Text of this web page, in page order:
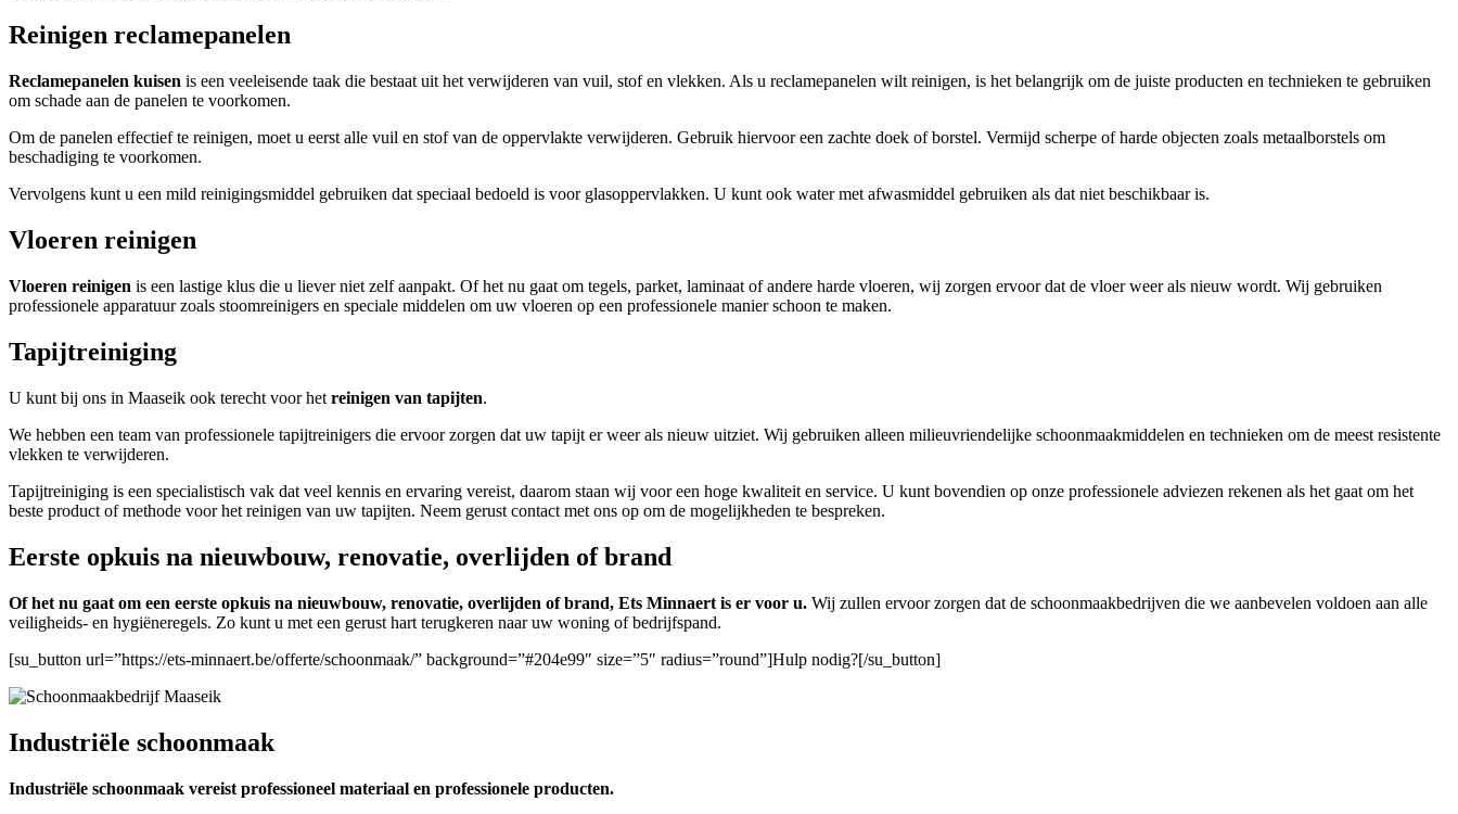
Reinigen reclamepanelen
Reclamepanelen kuisen is een veeleisende taak die bestaat uit het verwijderen van vuil, stof en vlekken. Als u reclamepanelen wilt reinigen, is het belangrijk om de juiste producten en technieken te gebruiken
om schade aan de panelen te voorkomen.
Om de panelen effectief te reinigen, moet u eerst alle vuil en stof van de oppervlakte verwijderen. Gebruik hiervoor een zachte doek of borstel. Vermijd scherpe of harde objecten zoals metaalborstels om
beschadiging te voorkomen.
Vervolgens kunt u een mild reinigingsmiddel gebruiken dat speciaal bedoeld is voor glasoppervlakken. U kunt ook water met afwasmiddel gebruiken als dat niet beschikbaar is.
Vloeren reinigen
Vloeren reinigen is een lastige klus die u liever niet zelf aanpakt. Of het nu gaat om tegels, parket, laminaat of andere harde vloeren, wij zorgen ervoor dat de vloer weer als nieuw wordt. Wij gebruiken
professionele apparatuur zoals stoomreinigers en speciale middelen om uw vloeren op een professionele manier schoon te maken.
Tapijtreiniging
U kunt bij ons in Maaseik ook terecht voor het reinigen van tapijten.
We hebben een team van professionele tapijtreinigers die ervoor zorgen dat uw tapijt er weer als nieuw uitziet. Wij gebruiken alleen milieuvriendelijke schoonmaakmiddelen en technieken om de meest resistente
vlekken te verwijderen.
Tapijtreiniging is een specialistisch vak dat veel kennis en ervaring vereist, daarom staan wij voor een hoge kwaliteit en service. U kunt bovendien op onze professionele adviezen rekenen als het gaat om het
beste product of methode voor het reinigen van uw tapijten. Neem gerust contact met ons op om de mogelijkheden te bespreken.
Eerste opkuis na nieuwbouw, renovatie, overlijden of brand
Of het nu gaat om een eerste opkuis na nieuwbouw, renovatie, overlijden of brand, Ets Minnaert is er voor u. Wij zullen ervoor zorgen dat de schoonmaakbedrijven die we aanbevelen voldoen aan alle
veiligheids- en hygiëneregels. Zo kunt u met een gerust hart terugkeren naar uw woning of bedrijfspand.
[su_button url=”https://ets-minnaert.be/offerte/schoonmaak/” background=”#204e99″ size=”5″ radius=”round”]Hulp nodig?[/su_button]
Industriële schoonmaak
Industriële schoonmaak vereist professioneel materiaal en professionele producten.